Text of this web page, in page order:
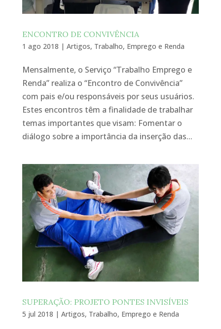
ENCONTRO DE CONVIVÊNCIA
1 ago 2018 | Artigos, Trabalho, Emprego e Renda
Mensalmente, o Serviço “Trabalho Emprego e
Renda” realiza o “Encontro de Convivência”
com pais e/ou responsáveis por seus usuários.
Estes encontros têm a finalidade de trabalhar
temas importantes que visam: Fomentar o
diálogo sobre a importância da inserção das...
SUPERAÇÃO: PROJETO PONTES INVISÍVEIS
5 jul 2018 | Artigos, Trabalho, Emprego e Renda